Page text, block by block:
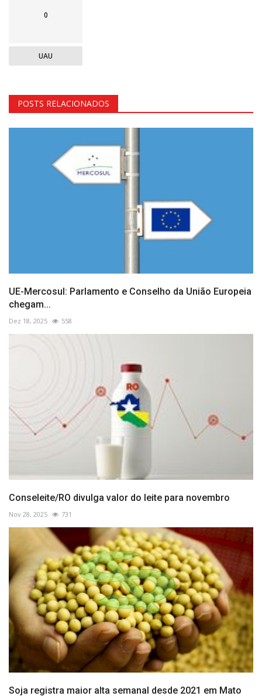
0
UAU
POSTS RELACIONADOS
UE-Mercosul: Parlamento e Conselho da União Europeia
chegam...
Dez 18, 2025 558
Conseleite/RO divulga valor do leite para novembro
Nov 28, 2025 731
Soja registra maior alta semanal desde 2021 em Mato